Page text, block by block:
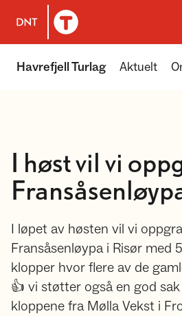
Til DNT.no forside
Havrefjell Turlag Aktuelt
I høst vil vi
I løpet av høsten vil vi
Fransåsenløypa i Risør med
klopper hvor flere av de
👍 vi støtter også en god
kloppene fra Mølla Vekst i